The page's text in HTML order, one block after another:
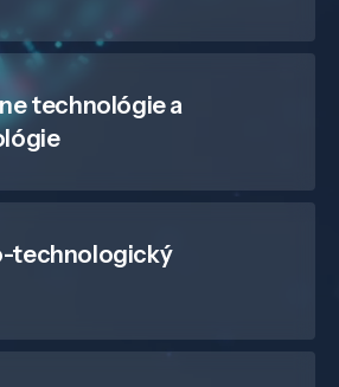
technológie a
technologický